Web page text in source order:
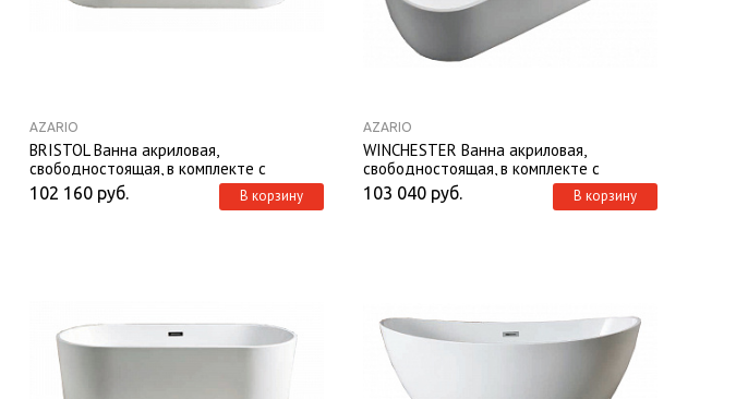
AZARIO
BRISTOL Ванна акриловая,
свободностоящая, в комплекте с
сифоном и металлической рамой,
1700X800X580
102 160 руб. В корзину
AZARIO
WINCHESTER Ванна акриловая,
свободностоящая, в комплекте с
сифоном и металлической рамой
103 040 руб. В корзину